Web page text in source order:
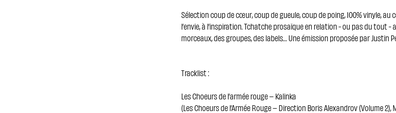
Sélection coup de cœur, coup de gueule, coup de poing, 100% vinyle, au
l’envie, à l’inspiration. Tchatche prosaïque en relation - ou pas du tout -
morceaux, des groupes, des labels… Une émission proposée par Justin
Tracklist :
Les Choeurs de l’armée rouge – Kalinka
(Les Choeurs de l’Armée Rouge – Direction Boris Alexandrov (Volume